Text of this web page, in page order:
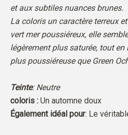
et aux subtiles nuances brunes.
La coloris un caractère terreux
vert mer poussiéreux, elle
légèrement plus saturée, tout
plus poussiéreuse que Green
Teinte: Neutre
coloris : Un automne doux
Également idéal pour: Le